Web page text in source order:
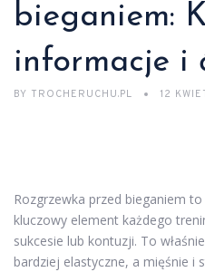
bieganiem:
informacje i
BY TROCHERUCHU.PL 12
Rozgrzewka przed bieganiem
kluczowy element każdego
sukcesie lub kontuzji. To
bardziej elastyczne, a mięśnie i